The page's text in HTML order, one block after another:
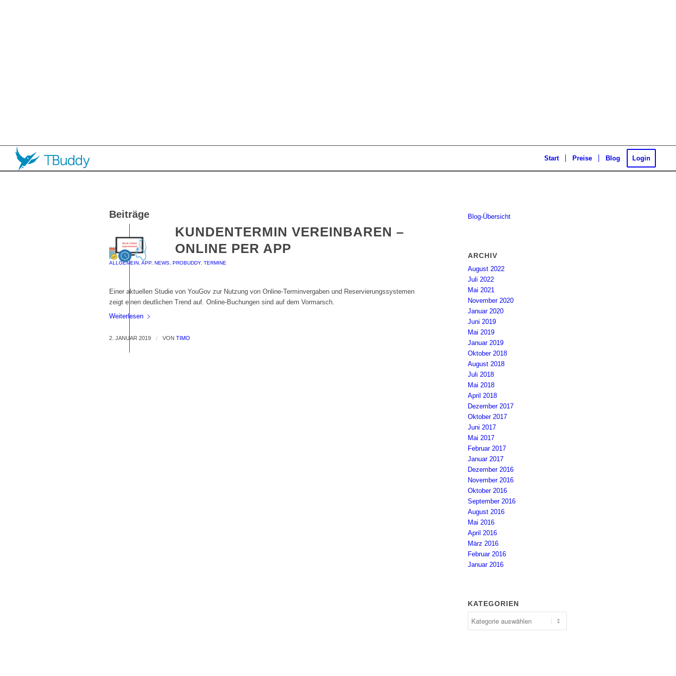
Start Preise Blog Login
Beiträge
KUNDENTERMIN VEREINBAREN –
ONLINE PER APP
ALLGEMEIN APP, NEWS PROBUDDY, TERMINE
Einer aktuellen Studie von YouGov zur Nutzung von Online-Terminvergaben und Reservierungssystemen
zeigt einen deutlichen Trend auf. Online-Buchungen sind auf dem Vormarsch.
Weiterlesen
2. JANUAR 2019 / VON TIMO
Blog-Übersicht
ARCHIV
August 2022
Juli 2022
Mai 2021
November 2020
Januar 2020
Juni 2019
Mai 2019
Januar 2019
Oktober 2018
August 2018
Juli 2018
Mai 2018
April 2018
Dezember 2017
Oktober 2017
Juni 2017
Mai 2017
Februar 2017
Januar 2017
Dezember 2016
November 2016
Oktober 2016
September 2016
August 2016
Mai 2016
April 2016
März 2016
Februar 2016
Januar 2016
KATEGORIEN